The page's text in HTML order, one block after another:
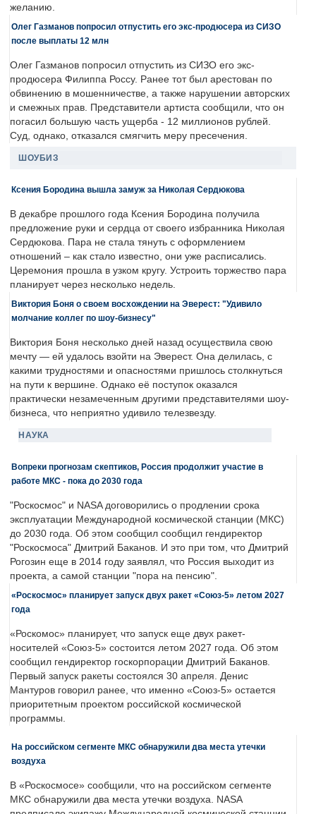
желанию.
Олег Газманов попросил отпустить его экс-продюсера из СИЗО
после выплаты 12 млн
Олег Газманов попросил отпустить из СИЗО его экс-
продюсера Филиппа Россу. Ранее тот был арестован по
обвинению в мошенничестве, а также нарушении авторских
и смежных прав. Представители артиста сообщили, что он
погасил большую часть ущерба - 12 миллионов рублей.
Суд, однако, отказался смягчить меру пресечения.
ШОУБИЗ
Ксения Бородина вышла замуж за Николая Сердюкова
В декабре прошлого года Ксения Бородина получила
предложение руки и сердца от своего избранника Николая
Сердюкова. Пара не стала тянуть с оформлением
отношений – как стало известно, они уже расписались.
Церемония прошла в узком кругу. Устроить торжество пара
планирует через несколько недель.
Виктория Боня о своем восхождении на Эверест: "Удивило
молчание коллег по шоу-бизнесу"
Виктория Боня несколько дней назад осуществила свою
мечту — ей удалось взойти на Эверест. Она делилась, с
какими трудностями и опасностями пришлось столкнуться
на пути к вершине. Однако её поступок оказался
практически незамеченным другими представителями шоу-
бизнеса, что неприятно удивило телезвезду.
НАУКА
Вопреки прогнозам скептиков, Россия продолжит участие в
работе МКС - пока до 2030 года
"Роскосмос" и NASA договорились о продлении срока
эксплуатации Международной космической станции (МКС)
до 2030 года. Об этом сообщил сообщил гендиректор
"Роскосмоса" Дмитрий Баканов. И это при том, что Дмитрий
Рогозин еще в 2014 году заявлял, что Россия выходит из
проекта, а самой станции "пора на пенсию".
«Роскосмос» планирует запуск двух ракет «Союз-5» летом 2027
года
«Роскомос» планирует, что запуск еще двух ракет-
носителей «Союз-5» состоится летом 2027 года. Об этом
сообщил гендиректор госкорпорации Дмитрий Баканов.
Первый запуск ракеты состоялся 30 апреля. Денис
Мантуров говорил ранее, что именно «Союз-5» остается
приоритетным проектом российской космической
программы.
На российском сегменте МКС обнаружили два места утечки
воздуха
В «Роскосмосе» сообщили, что на российском сегменте
МКС обнаружили два места утечки воздуха. NASA